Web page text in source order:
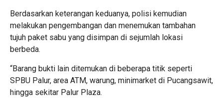
Berdasarkan keterangan keduanya, polisi kemudian
melakukan pengembangan dan menemukan tambahan
tujuh paket sabu yang disimpan di sejumlah lokasi
berbeda.
“Barang bukti lain ditemukan di beberapa titik seperti
SPBU Palur, area ATM, warung, minimarket di Pucangsawit,
hingga sekitar Palur Plaza.